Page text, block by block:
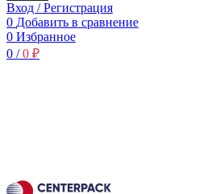
Вход / Регистрация
0 Добавить в сравнение
0 Избранное
0 / 0 ₽